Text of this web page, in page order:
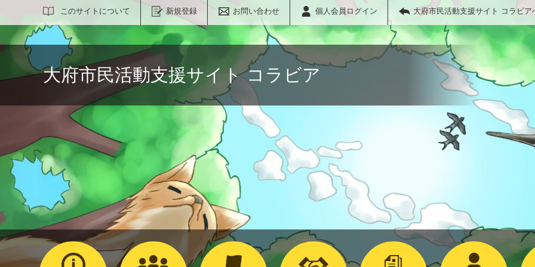
このサイトについて 新規登録 お問い合わせ 個人会員ログイン 大府市民活動支援サイト コラビア
サイト内検索
大府市民活動支援サイト コラビア